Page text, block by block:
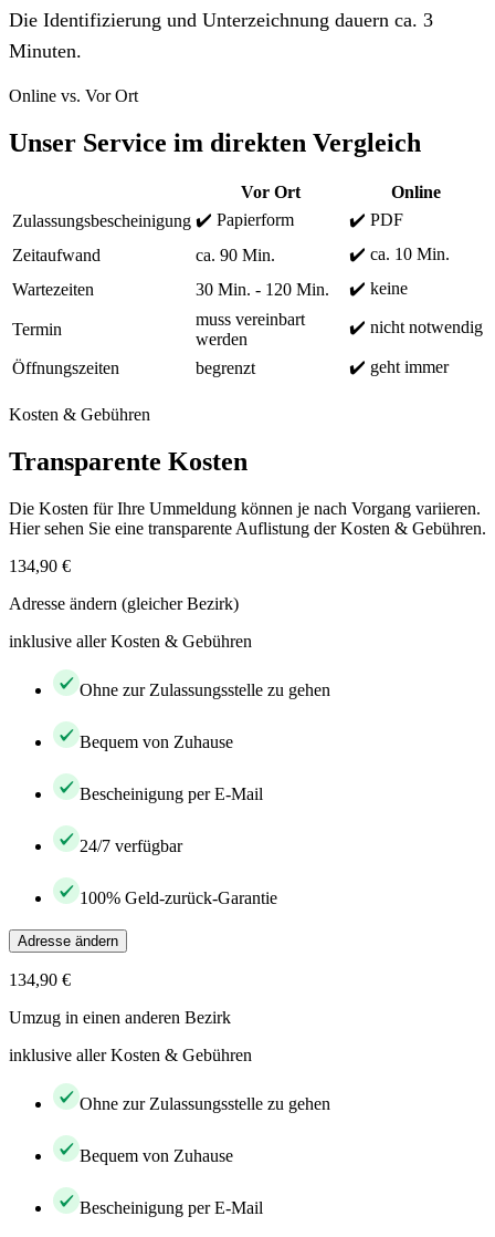
Die Identifizierung und Unterzeichnung dauern ca. 3
Minuten.
Online vs. Vor Ort
Unser Service im direkten Vergleich
Vor Ort
Online
Zulassungsbescheinigung ✔️ Papierform
✔️ PDF
Zeitaufwand
ca. 90 Min.
✔️ ca. 10 Min.
Wartezeiten
30 Min. - 120 Min. ✔️ keine
Termin
muss vereinbart
werden
✔️ nicht notwendig
Öffnungszeiten begrenzt ✔️ geht immer
Kosten & Gebühren
Transparente Kosten
Die Kosten für Ihre Ummeldung können je nach Vorgang variieren.
Hier sehen Sie eine transparente Auflistung der Kosten & Gebühren.
134,90 €
Adresse ändern (gleicher Bezirk)
inklusive aller Kosten & Gebühren
Ohne zur Zulassungsstelle zu gehen
Bequem von Zuhause
Bescheinigung per E-Mail
24/7 verfügbar
100% Geld-zurück-Garantie
Adresse ändern
134,90 €
Umzug in einen anderen Bezirk
inklusive aller Kosten & Gebühren
Ohne zur Zulassungsstelle zu gehen
Bequem von Zuhause
Bescheinigung per E-Mail